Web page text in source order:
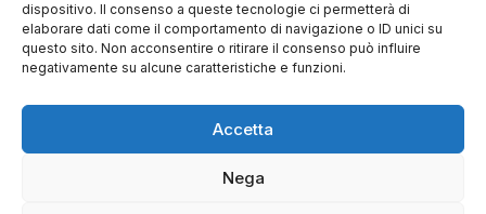
dispositivo. Il consenso a queste tecnologie ci permetterà di
elaborare dati come il comportamento di navigazione o ID unici su
questo sito. Non acconsentire o ritirare il consenso può influire
negativamente su alcune caratteristiche e funzioni.
Accetta
Nega
Sede legale: via Ragazzi del ’99 nr. 51 42124 Reggio Emilia
(RE)
P.Iva 00651840365
Home i Programmi Diretta Streaming Guida TV
Chi
Gerenza